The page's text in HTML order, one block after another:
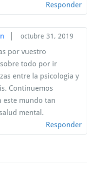
Responder
octubre 31, 2019
por vuestro
todo por ir
entre la psicologia y
Continuemos
este mundo tan
mental.
Responder